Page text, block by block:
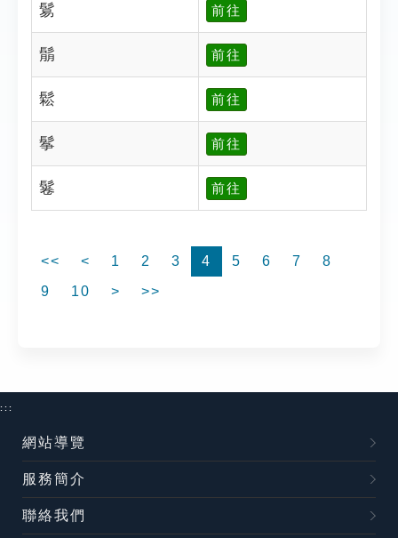
鬄 前往
鬅 前往
鬆 前往
鬇 前往
鬈 前往
<< < 1 2 3 4 5 6 7
8
9
10 > >>
:::
網站導覽
服務簡介
聯絡我們